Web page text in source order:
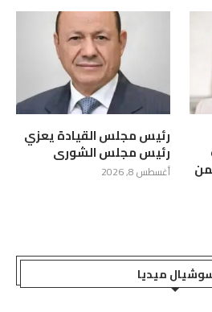
رئيس مجلس القيادة يعزي
رئيس مجلس الشورى
أغسطس 8, 2026
ميديا